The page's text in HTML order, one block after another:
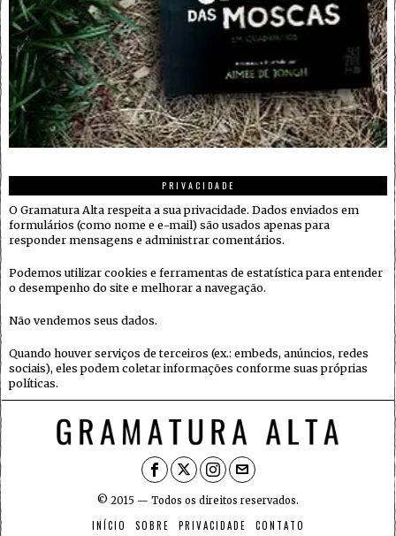
PRIVACIDADE
O Gramatura Alta respeita a sua privacidade. Dados enviados em
formulários (como nome e e-mail) são usados apenas para
responder mensagens e administrar comentários.
Podemos utilizar cookies e ferramentas de estatística para entender
o desempenho do site e melhorar a navegação.
Não vendemos seus dados.
Quando houver serviços de terceiros (ex.: embeds, anúncios, redes
sociais), eles podem coletar informações conforme suas próprias
políticas.
© 2015 — Todos os direitos reservados.
INÍCIO SOBRE PRIVACIDADE CONTATO